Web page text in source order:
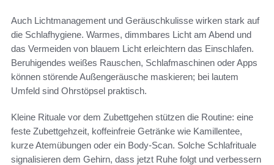
Auch Lichtmanagement und Geräuschkulisse wirken stark auf
die Schlafhygiene. Warmes, dimmbares Licht am Abend und
das Vermeiden von blauem Licht erleichtern das Einschlafen.
Beruhigendes weißes Rauschen, Schlafmaschinen oder Apps
können störende Außengeräusche maskieren; bei lautem
Umfeld sind Ohrstöpsel praktisch.
Kleine Rituale vor dem Zubettgehen stützen die Routine: eine
feste Zubettgehzeit, koffeinfreie Getränke wie Kamillentee,
kurze Atemübungen oder ein Body-Scan. Solche Schlafrituale
signalisieren dem Gehirn, dass jetzt Ruhe folgt und verbessern